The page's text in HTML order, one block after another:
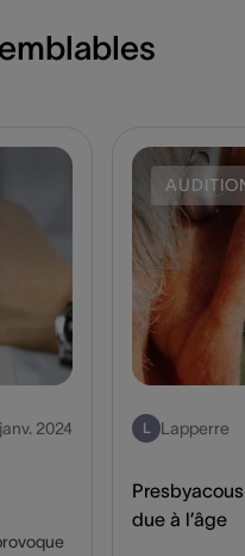
2024 L Lapperre
due à l’âge